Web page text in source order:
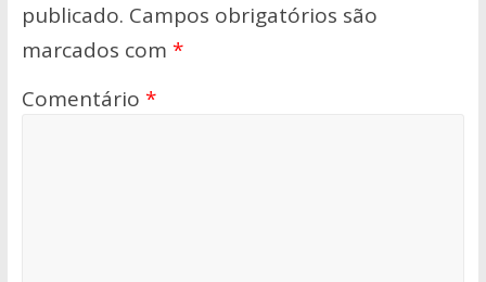
publicado. Campos obrigatórios são
marcados com *
Comentário *